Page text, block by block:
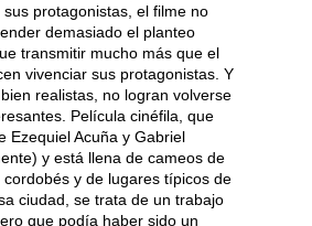
protagonistas, el filme no
demasiado el planteo
transmitir mucho más que el
vivenciar sus protagonistas. Y
realistas, no logran volverse
Película cinéfila, que
Ezequiel Acuña y Gabriel
y está llena de cameos de
y de lugares típicos de
ciudad, se trata de un trabajo
que podía haber sido un